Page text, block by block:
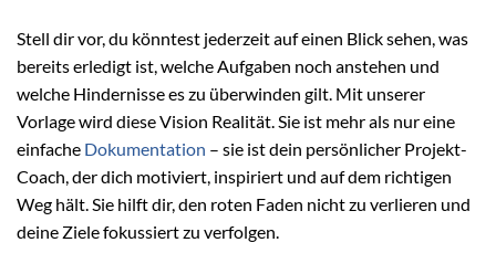
Stell dir vor, du könntest jederzeit auf einen Blick sehen, was
bereits erledigt ist, welche Aufgaben noch anstehen und
welche Hindernisse es zu überwinden gilt. Mit unserer
Vorlage wird diese Vision Realität. Sie ist mehr als nur eine
einfache Dokumentation – sie ist dein persönlicher Projekt-
Coach, der dich motiviert, inspiriert und auf dem richtigen
Weg hält. Sie hilft dir, den roten Faden nicht zu verlieren und
deine Ziele fokussiert zu verfolgen.